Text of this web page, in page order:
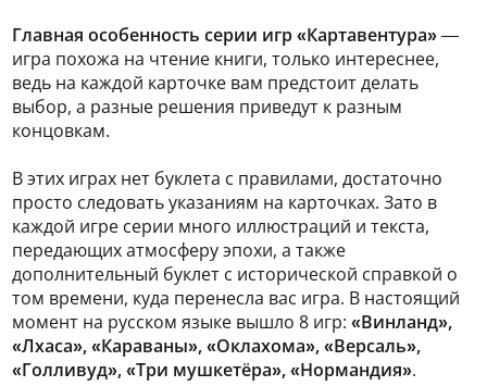
Главная особенность серии игр «Картавентура»—
игра похожа на чтение книги, только интереснее,
ведь на каждой карточке вам предстоит делать
выбор, а разные решения приведут к разным
концовкам.
В этих играх нет буклета с правилами, достаточно
просто следовать указаниям на карточках. Зато в
каждой игре серии много иллюстраций и текста,
передающих атмосферу эпохи, а также
дополнительный буклет с исторической справкой о
том времени, куда перенесла вас игра. В настоящий
момент на русском языке вышло 8 игр: «Винланд»,
«Лхаса», «Караваны», «Оклахома», «Версаль»,
«Голливуд», «Три мушкетёра», «Нормандия».